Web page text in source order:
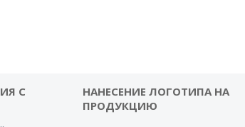
С
НАНЕСЕНИЕ ЛОГОТИПА НА
ПРОДУКЦИЮ